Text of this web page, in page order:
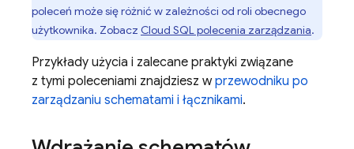
poleceń może się różnić w zależności od roli obecnego
użytkownika. Zobacz Cloud SQLpolecenia zarządzania.
Przykłady użycia i zalecane praktyki związane
z tymi poleceniami znajdziesz wprzewodniku po
zarządzaniu schematami i łącznikami.